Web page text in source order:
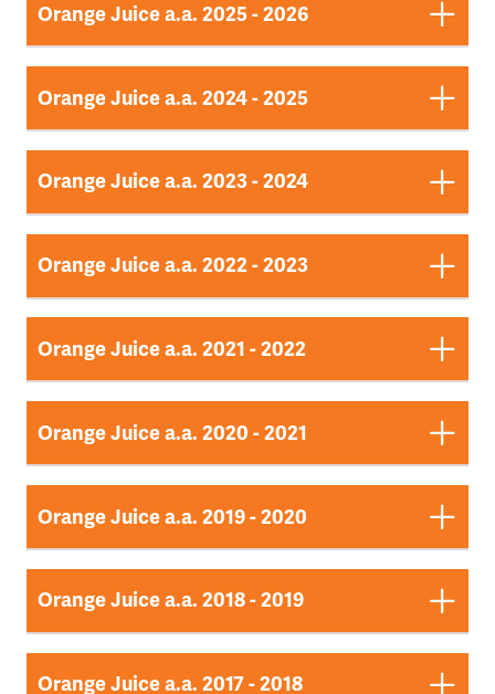
Orange Juice a.a. 2025 - 2026
Dokument ansehen
OJ - Mar. 26
Dokument ansehen
OJ - Dic. 25
Dokument ansehen
Orange Juice a.a. 2024 - 2025
Dokument ansehen
OJ - Feb. 25
Dokument ansehen
OJ - Nov. 24
Dokument ansehen
Orange Juice a.a. 2023 - 2024
Dokument ansehen
OJ Mar. 2024
Dokument ansehen
OJ Nov. 2023
Orange Juice a.a. 2022 - 2023
Dokument ansehen
Orange Juice Mar. 2023
Dokument ansehen
Orange Juice a.a. 2021 - 2022
Dokument ansehen
Orange Juice Giu. 2022
Dokument ansehen
Orange Juice a.a. 2020 - 2021
Dokument ansehen
Orange Juice a.a. 2019 - 2020
Dokument ansehen
Orange Juice a.a. 2018 - 2019
Orange Juice a.a. 2017 - 2018